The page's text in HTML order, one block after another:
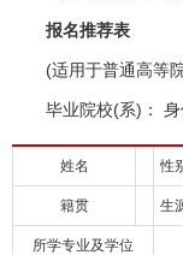
报名推荐表
(适用于普通高等院
毕业院校(系)： 身
姓名 性
籍贯 生
所学专业及学位